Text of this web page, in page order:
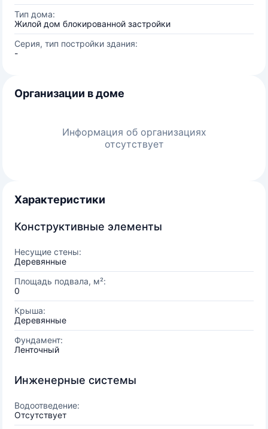
Тип дома:
Жилой дом блокированной застройки
Серия, тип постройки здания:
-
Организации в доме
Информация об организациях
отсутствует
Характеристики
Конструктивные элементы
Несущие стены:
Деревянные
Площадь подвала, м²:
0
Крыша:
Деревянные
Фундамент:
Ленточный
Инженерные системы
Водоотведение:
Отсутствует